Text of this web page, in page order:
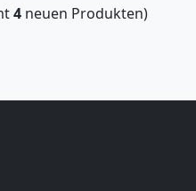
4 neuen Produkten)